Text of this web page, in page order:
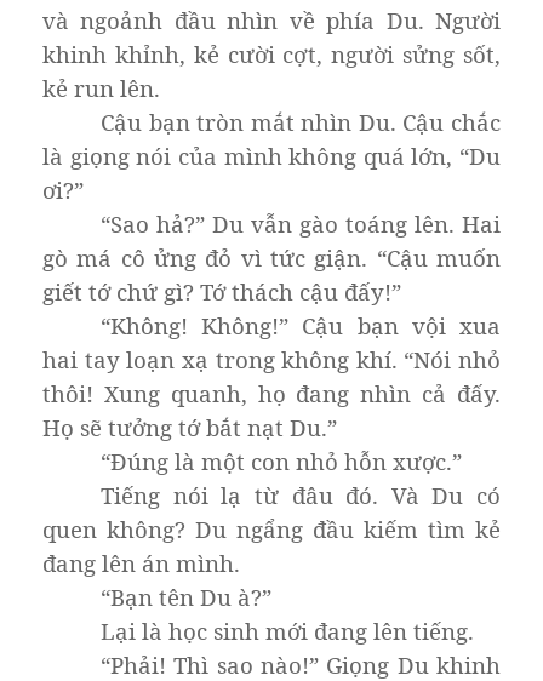
và ngoảnh đầu nhìn về phía Du. Người
khinh khỉnh, kẻ cười cợt, người sửng sốt,
kẻ run lên.
Cậu bạn tròn mắt nhìn Du. Cậu chắc
là giọng nói của mình không quá lớn, “Du
ơi?”
“Sao hả?” Du vẫn gào toáng lên. Hai
gò má cô ửng đỏ vì tức giận. “Cậu muốn
giết tớ chứ gì? Tớ thách cậu đấy!”
“Không! Không!” Cậu bạn vội xua
hai tay loạn xạ trong không khí. “Nói nhỏ
thôi! Xung quanh, họ đang nhìn cả đấy.
Họ sẽ tưởng tớ bắt nạt Du.”
“Đúng là một con nhỏ hỗn xược.”
Tiếng nói lạ từ đâu đó. Và Du có
quen không? Du ngẩng đầu kiếm tìm kẻ
đang lên án mình.
“Bạn tên Du à?”
Lại là học sinh mới đang lên tiếng.
“Phải! Thì sao nào!” Giọng Du khinh